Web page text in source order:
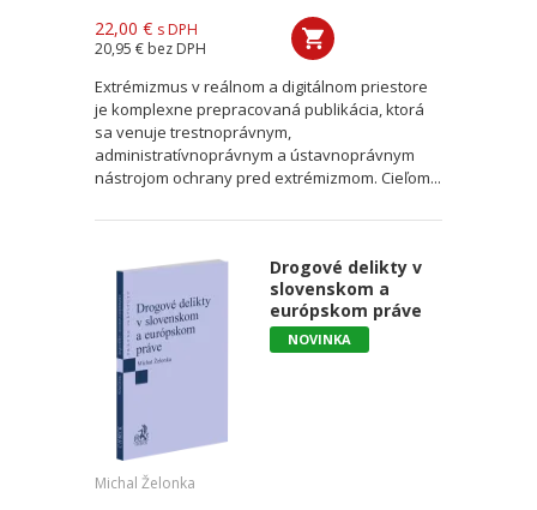
22,00 € s DPH
20,95 € bez DPH
Extrémizmus v reálnom a digitálnom priestore
je komplexne prepracovaná publikácia, ktorá
sa venuje trestnoprávnym,
administratívnoprávnym a ústavnoprávnym
nástrojom ochrany pred extrémizmom. Cieľom...
Drogové delikty v
slovenskom a
európskom práve
NOVINKA
Michal Želonka